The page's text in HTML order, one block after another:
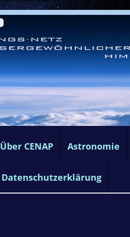
Über CENAP Astronomie
Datenschutzerklärung